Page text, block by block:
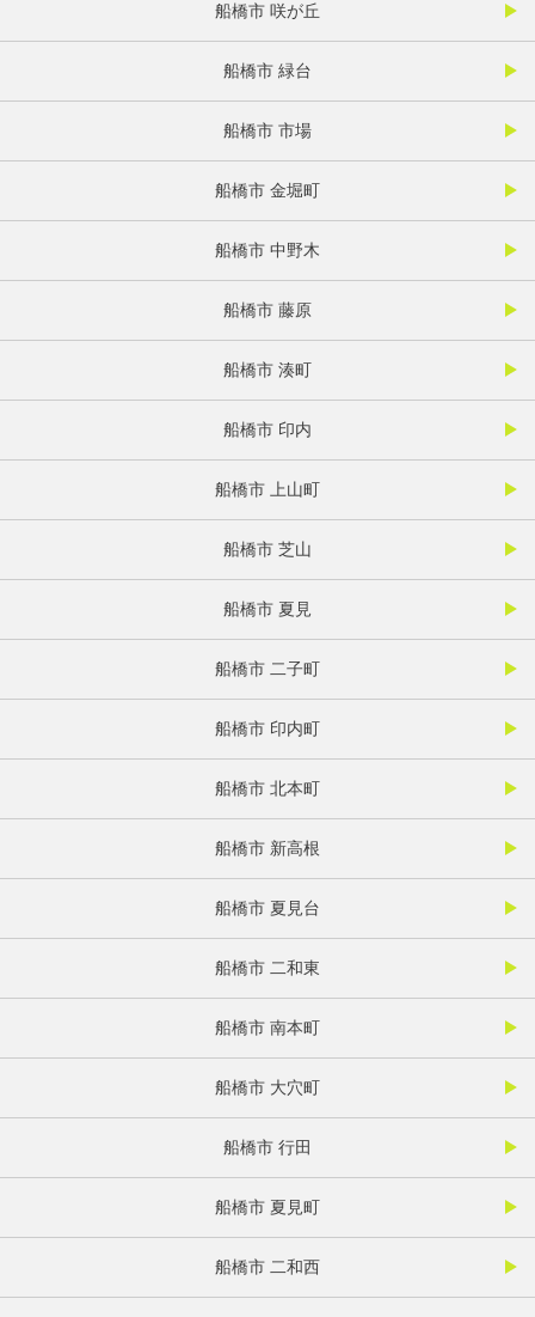
船橋市 咲が丘
船橋市 緑台
船橋市 市場
船橋市 金堀町
船橋市 中野木
船橋市 藤原
船橋市 湊町
船橋市 印内
船橋市 上山町
船橋市 芝山
船橋市 夏見
船橋市 二子町
船橋市 印内町
船橋市 北本町
船橋市 新高根
船橋市 夏見台
船橋市 二和東
船橋市 南本町
船橋市 大穴町
船橋市 行田
船橋市 夏見町
船橋市 二和西